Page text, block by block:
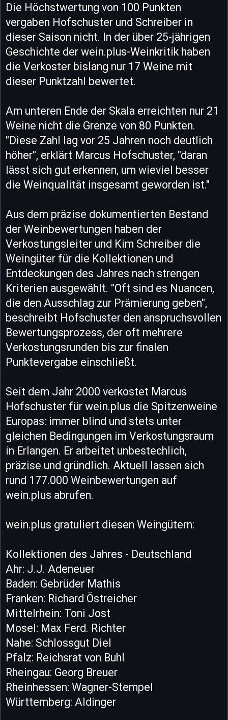
Die Höchstwertung von 100 Punkten
vergaben Hofschuster und Schreiber in
dieser Saison nicht. In der über 25-jährigen
Geschichte der wein.plus-Weinkritik haben
die Verkoster bislang nur 17 Weine mit
dieser Punktzahl bewertet.
Am unteren Ende der Skala erreichten nur 21
Weine nicht die Grenze von 80 Punkten.
"Diese Zahl lag vor 25 Jahren noch deutlich
höher", erklärt Marcus Hofschuster, "daran
lässt sich gut erkennen, um wieviel besser
die Weinqualität insgesamt geworden ist."
Aus dem präzise dokumentierten Bestand
der Weinbewertungen haben der
Verkostungsleiter und Kim Schreiber die
Weingüter für die Kollektionen und
Entdeckungen des Jahres nach strengen
Kriterien ausgewählt. "Oft sind es Nuancen,
die den Ausschlag zur Prämierung geben",
beschreibt Hofschuster den anspruchsvollen
Bewertungsprozess, der oft mehrere
Verkostungsrunden bis zur finalen
Punktevergabe einschließt.
Seit dem Jahr 2000 verkostet Marcus
Hofschuster für wein.plus die Spitzenweine
Europas: immer blind und stets unter
gleichen Bedingungen im Verkostungsraum
in Erlangen. Er arbeitet unbestechlich,
präzise und gründlich. Aktuell lassen sich
rund 177.000 Weinbewertungen auf
wein.plus abrufen.
wein.plus gratuliert diesen Weingütern:
Kollektionen des Jahres - Deutschland
Ahr: J.J. Adeneuer
Baden: Gebrüder Mathis
Franken: Richard Östreicher
Mittelrhein: Toni Jost
Mosel: Max Ferd. Richter
Nahe: Schlossgut Diel
Pfalz: Reichsrat von Buhl
Rheingau: Georg Breuer
Rheinhessen: Wagner-Stempel
Württemberg: Aldinger